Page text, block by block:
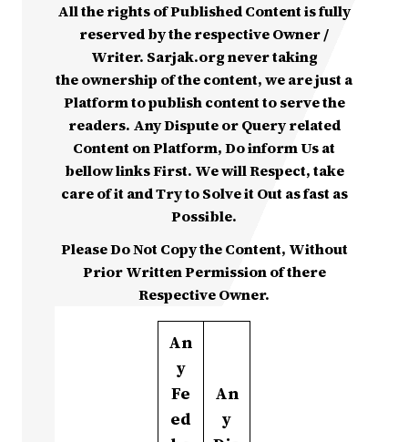
All the rights of Published Content is fully
reserved by the respective Owner /
Writer. Sarjak.org never taking
the ownership of the content, we are just a
Platform to publish content to serve the
readers. Any Dispute or Query related
Content on Platform, Do inform Us at
bellow links First. We will Respect, take
care of it and Try to Solve it Out as fast as
Possible.
Please Do Not Copy the Content, Without
Prior Written Permission of there
Respective Owner.
An
y
Fe
ed
An
y